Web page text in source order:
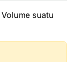
suatu